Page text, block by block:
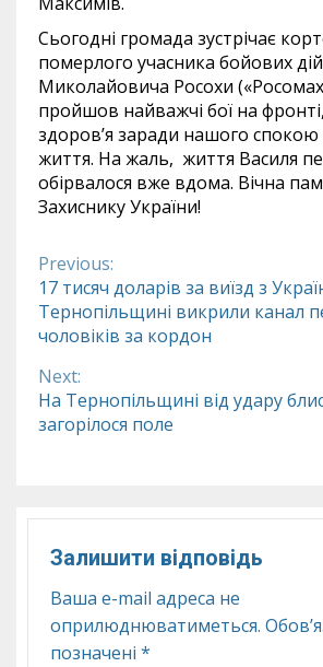
Сьогодні громада зустрічає
померлого учасника бойових
Миколайовича Росохи
пройшов найважчі бої на
здоров’я заради нашого
життя. На жаль, життя Василя
обірвалося вже вдома. Вічна
Захиснику України!
Continue
Reading
Previous:
17 тисяч доларів за виїзд з
Тернопільщині викрили канал
чоловіків за кордон
Next:
На Тернопільщині від удару
загорілося поле
Залишити відповідь
Ваша e-mail адреса не
оприлюднюватиметься.
позначені *